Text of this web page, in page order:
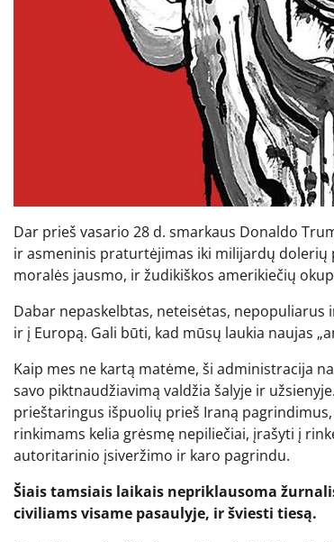
Dar prieš vasario 28 d. smarkaus Donaldo
ir asmeninis praturtėjimas iki milijardų dolerių
moralės jausmo, ir žudikiškos amerikiečių
Dabar nepaskelbtas, neteisėtas,
ir į Europą. Gali būti, kad mūsų laukia naujas
Kaip mes ne kartą matėme, ši administracija
savo piktnaudžiavimą valdžia šalyje ir
prieštaringus išpuolių prieš Iraną
rinkimams kelia grėsmę nepiliečiai, įrašyti į
autoritarinio įsiveržimo ir karo pagrindu.
Šiais tamsiais laikais nepriklausoma
civiliams visame pasaulyje, ir šviesti tiesą.